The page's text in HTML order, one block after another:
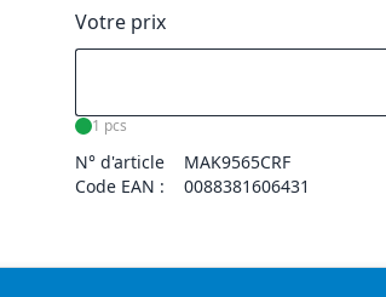
Votre prix
1 pcs
N° d'article
MAK9565CRF
Code EAN :
0088381606431